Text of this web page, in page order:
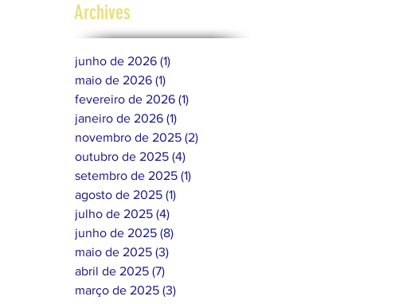
Archives
junho de 2026 (1)
maio de 2026 (1)
fevereiro de 2026 (1)
janeiro de 2026 (1)
novembro de 2025 (2)
outubro de 2025 (4)
setembro de 2025 (1)
agosto de 2025 (1)
julho de 2025 (4)
junho de 2025 (8)
maio de 2025 (3)
abril de 2025 (7)
março de 2025 (3)